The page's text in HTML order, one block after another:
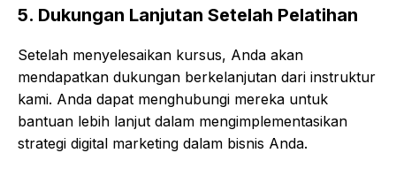
5. Dukungan Lanjutan Setelah Pelatihan
Setelah menyelesaikan kursus, Anda akan
mendapatkan dukungan berkelanjutan dari instruktur
kami. Anda dapat menghubungi mereka untuk
bantuan lebih lanjut dalam mengimplementasikan
strategi digital marketing dalam bisnis Anda.